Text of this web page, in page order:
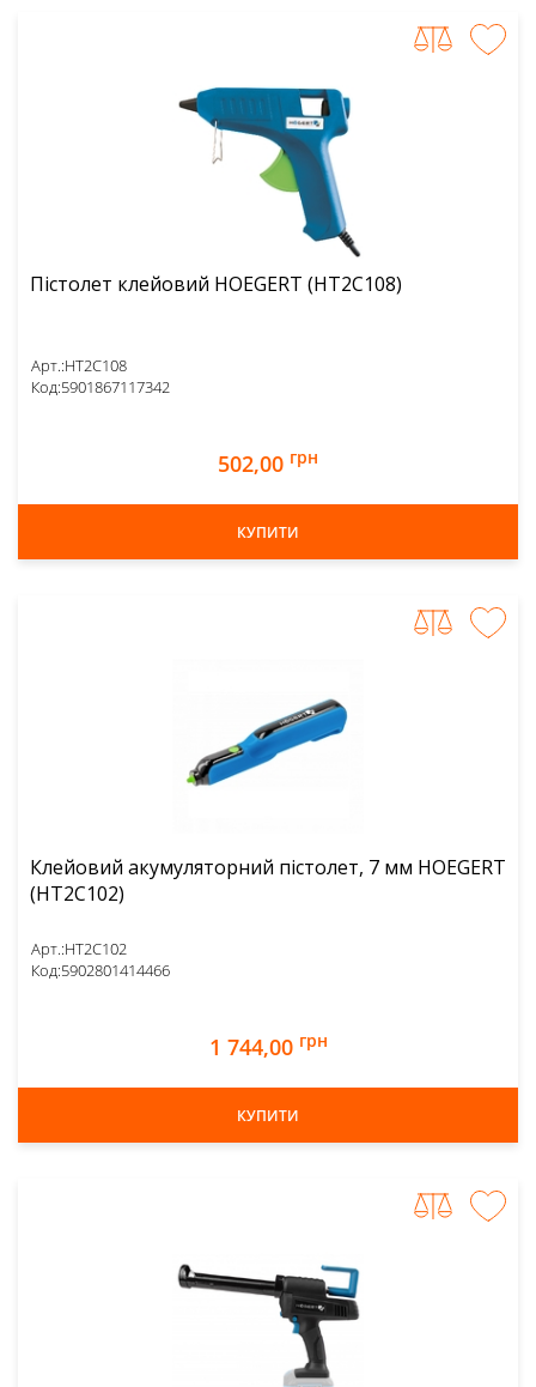
Пістолет клейовий HOEGERT (HT2C108)
Арт.:HT2C108
Код:5901867117342
502,00 грн
КУПИТИ
Клейовий акумуляторний пістолет, 7 мм HOEGERT
(HT2C102)
Арт.:HT2C102
Код:5902801414466
1 744,00 грн
КУПИТИ